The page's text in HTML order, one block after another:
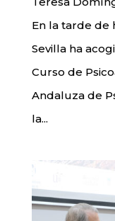
En la tarde de
Sevilla ha
Curso de
Andaluza de
la...